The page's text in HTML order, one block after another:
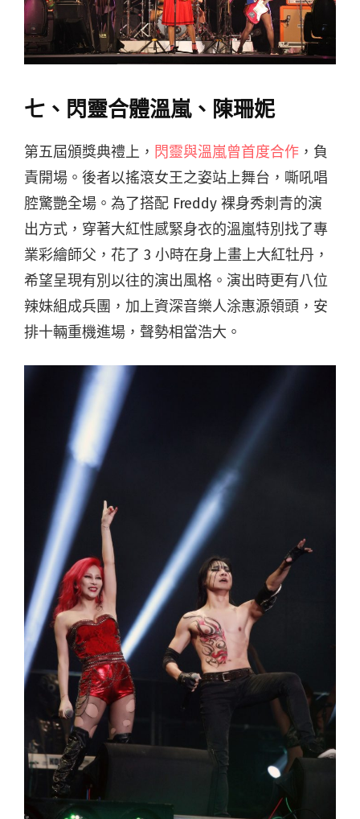
七、閃靈合體溫嵐、陳珊妮
第五屆頒獎典禮上， 閃靈與溫嵐曾首度合作 ，負
責開場。後者以搖滾女王之姿站上舞台，嘶吼唱
腔驚艷全場。為了搭配 Freddy 裸身秀刺青的演
出方式，穿著大紅性感緊身衣的溫嵐特別找了專
業彩繪師父，花了 3 小時在身上畫上大紅牡丹，
希望呈現有別以往的演出風格。演出時更有八位
辣妹組成兵團，加上資深音樂人涂惠源領頭，安
排十輛重機進場，聲勢相當浩大。